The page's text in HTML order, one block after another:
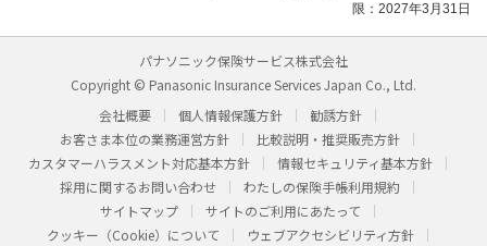
限：2027年3月31日
パナソニック保険サービス株式会社
Copyright © Panasonic Insurance Services Japan Co., Ltd.
会社概要
個人情報保護方針
勧誘方針
お客さま本位の業務運営方針
比較説明・推奨販売方針
カスタマーハラスメント対応基本方針
情報セキュリティ基本方針
採用に関するお問い合わせ
わたしの保険手帳利用規約
サイトマップ
サイトのご利用にあたって
クッキー（Cookie）について
ウェブアクセシビリティ方針